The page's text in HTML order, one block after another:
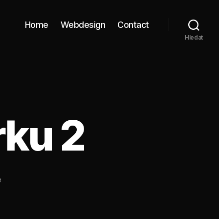
Home Webdesign Contact
Hledat
2
u